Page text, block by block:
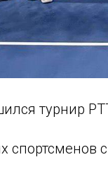
турнир
спортсменов